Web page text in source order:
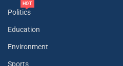
Politics
HOT
Education
Environment
Sports